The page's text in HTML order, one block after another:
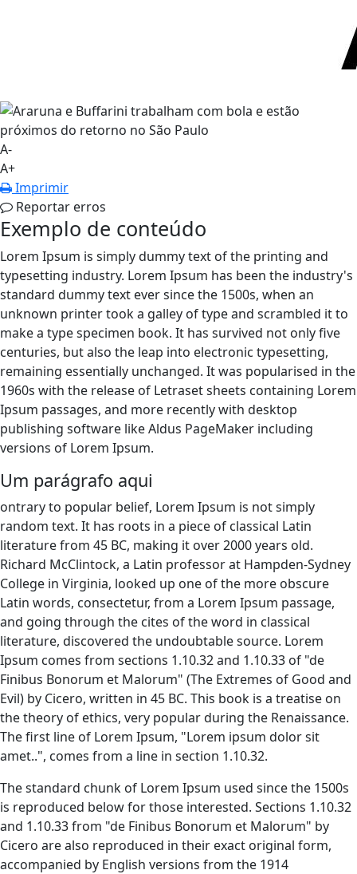
A-
A+
Imprimir
Reportar erros
Exemplo de conteúdo
Lorem Ipsum is simply dummy text of the printing and
typesetting industry. Lorem Ipsum has been the industry's
standard dummy text ever since the 1500s, when an
unknown printer took a galley of type and scrambled it to
make a type specimen book. It has survived not only five
centuries, but also the leap into electronic typesetting,
remaining essentially unchanged. It was popularised in the
1960s with the release of Letraset sheets containing Lorem
Ipsum passages, and more recently with desktop
publishing software like Aldus PageMaker including
versions of Lorem Ipsum.
Um parágrafo aqui
ontrary to popular belief, Lorem Ipsum is not simply
random text. It has roots in a piece of classical Latin
literature from 45 BC, making it over 2000 years old.
Richard McClintock, a Latin professor at Hampden-Sydney
College in Virginia, looked up one of the more obscure
Latin words, consectetur, from a Lorem Ipsum passage,
and going through the cites of the word in classical
literature, discovered the undoubtable source. Lorem
Ipsum comes from sections 1.10.32 and 1.10.33 of "de
Finibus Bonorum et Malorum" (The Extremes of Good and
Evil) by Cicero, written in 45 BC. This book is a treatise on
the theory of ethics, very popular during the Renaissance.
The first line of Lorem Ipsum, "Lorem ipsum dolor sit
amet..", comes from a line in section 1.10.32.
The standard chunk of Lorem Ipsum used since the 1500s
is reproduced below for those interested. Sections 1.10.32
and 1.10.33 from "de Finibus Bonorum et Malorum" by
Cicero are also reproduced in their exact original form,
accompanied by English versions from the 1914